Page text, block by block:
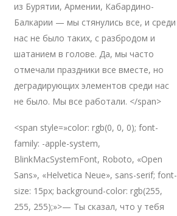
из Бурятии, Армении, Кабардино-
Балкарии — мы стянулись все, и среди
нас не было таких, с разбродом и
шатанием в голове. Да, мы часто
отмечали праздники все вместе, но
деградирующих элементов среди нас
не было. Мы все работали. </span>
<span style=»color: rgb(0, 0, 0); font-
family: -apple-system,
BlinkMacSystemFont, Roboto, «Open
Sans», «Helvetica Neue», sans-serif; font-
size: 15px; background-color: rgb(255,
255, 255);»>— Ты сказал, что у тебя